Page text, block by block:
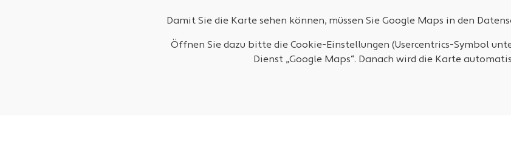
Damit Sie die Karte sehen können, müssen Sie Google Maps in den
Öffnen Sie dazu bitte die Cookie-Einstellungen (Usercentrics-Symbol
Dienst „Google Maps“. Danach wird die Karte